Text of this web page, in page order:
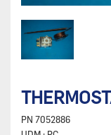
PN 7052886